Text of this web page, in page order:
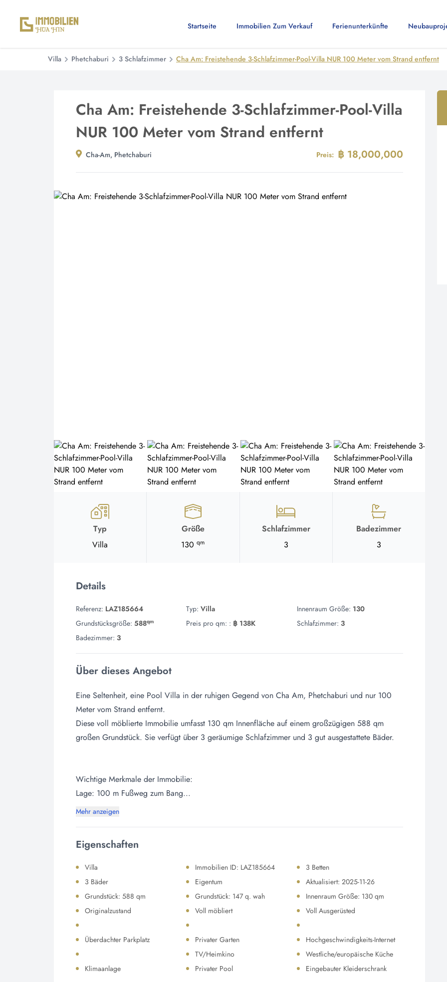
Startseite Immobilien Zum Verkauf Ferienunterkünfte
Villa Phetchaburi 3 Schlafzimmer Cha Am: Freistehende 3-Schlafzimmer-Pool-Villa NUR 100 Meter vom Strand entfernt
Cha Am: Freistehende 3-Schlafzimmer-Pool-Villa
NUR 100 Meter vom Strand entfernt
Cha-Am, Phetchaburi Preis: ฿ 18,000,000
Typ
Villa
Größe
130qm
Schlafzimmer
3
Badezimmer
3
Details
Referenz: LAZ185664 Typ: Villa Innenraum Größe: 130
Grundstücksgröße: 588qm Preis pro qm: : ฿ 138K Schlafzimmer: 3
Badezimmer: 3
Über dieses Angebot
Eine Seltenheit, eine Pool Villa in der ruhigen Gegend von Cha Am, Phetchaburi und nur 100
Meter vom Strand entfernt.
Diese voll möblierte Immobilie umfasst 130 qm Innenfläche auf einem großzügigen 588 qm
großen Grundstück. Sie verfügt über 3 geräumige Schlafzimmer und 3 gut ausgestattete Bäder.
Wichtige Merkmale der Immobilie:
Lage: 100 m Fußweg zum Bang...
Mehr anzeigen
Eigenschaften
Villa Immobilien ID: LAZ185664
3 Betten
3 Bäder
Eigentum
Aktualisiert: 2025-11-26
Grundstück: 588 qm
Grundstück: 147 q. wah
Innenraum Größe: 130 qm
Originalzustand
Voll möbliert Voll Ausgerüsted
Überdachter Parkplatz Privater Garten
Hochgeschwindigkeits-Internet
TV/Heimkino
Westliche/europäische Küche
Klimaanlage
Privater Pool Eingebauter Kleiderschrank